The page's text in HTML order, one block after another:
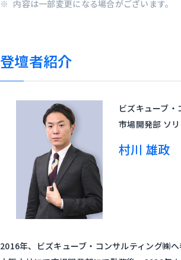
内容は一部変更になる場合がございます。
登壇者紹介
ビズキューブ
市場開発部 ソ
村川 雄政
2016年、ビズキューブ・コンサルティング㈱へ